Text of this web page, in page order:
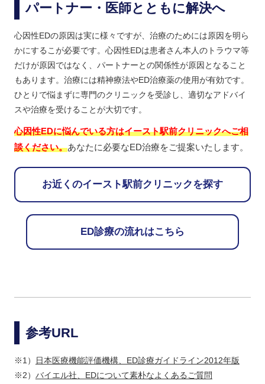
パートナー・医師とともに解決へ
心因性EDの原因は実に様々ですが、治療のためには原因を明ら
かにするこが必要です。心因性EDは患者さん本人のトラウマ等
だけが原因ではなく、パートナーとの関係性が原因となること
もあります。治療には精神療法やED治療薬の使用が有効です。
ひとりで悩まずに専門のクリニックを受診し、適切なアドバイ
スや治療を受けることが大切です。
心因性EDに悩んでいる方はイースト駅前クリニックへご相
談ください。あなたに必要なED治療をご提案いたします。
お近くのイースト駅前クリニックを探す
ED診療の流れはこちら
参考URL
※1）
日本医療機能評価機構、ED診療ガイドライン2012年版
※2） バイエル社、EDについて素朴なよくあるご質問